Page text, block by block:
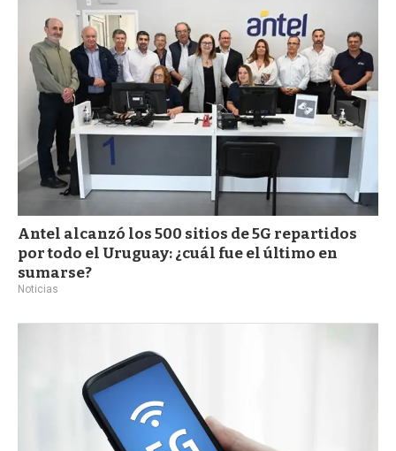
Antel alcanzó los 500 sitios de 5G repartidos
por todo el Uruguay: ¿cuál fue el último en
sumarse?
Noticias